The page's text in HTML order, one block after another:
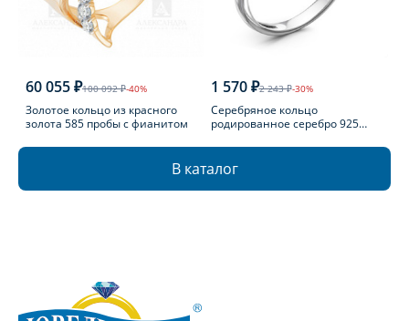
60 055 ₽100 092 ₽-40%
Золотое кольцо из красного
золота 585 пробы с фианитом
1 570 ₽2 243 ₽-30%
Серебряное кольцо
родированное серебро 925
В каталог